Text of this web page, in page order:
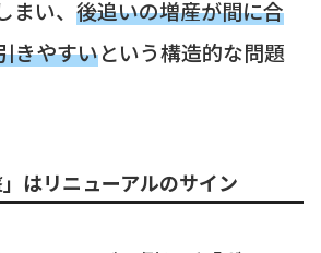
い、 後追いの増産が間に合
きやすいという構造的な問題
はリニューアルのサイン